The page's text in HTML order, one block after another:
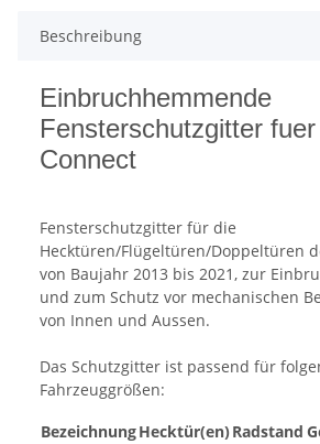
Beschreibung
Einbruchhemmende
Fensterschutzgitter
Connect
Fensterschutzgitter für die
Hecktüren/Flügeltüren/Doppeltüren
von Baujahr 2013 bis 2021, zur
und zum Schutz vor mechanischen
von Innen und Aussen.
Das Schutzgitter ist passend für
Fahrzeuggrößen:
BezeichnungHecktür(en)Radstand